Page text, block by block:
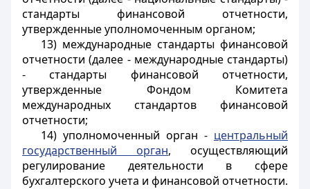
стандарты финансовой отчетности,
утвержденные уполномоченным органом;
13) международные стандарты финансовой
отчетности (далее - международные стандарты)
- стандарты финансовой отчетности,
утвержденные Фондом Комитета
международных стандартов финансовой
отчетности;
14) уполномоченный орган - центральный
государственный орган, осуществляющий
регулирование деятельности в сфере
бухгалтерского учета и финансовой отчетности.